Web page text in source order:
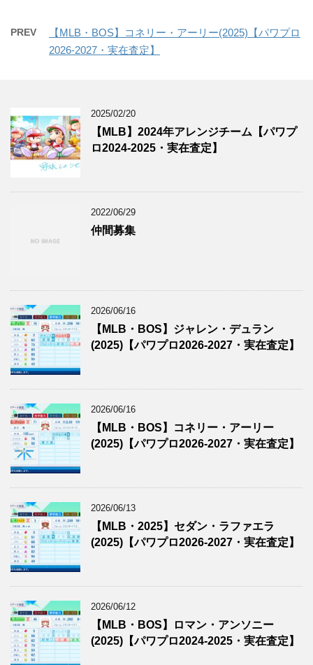
PREV
【MLB・BOS】コネリー・アーリー(2025)【パワプロ
2026-2027・実在査定】
2025/02/20
【MLB】2024年アレンジチーム【パワプ
ロ2024-2025・実在査定】
2022/06/29
仲間募集
2026/06/16
【MLB・BOS】ジャレン・デュラン
(2025)【パワプロ2026-2027・実在査定】
2026/06/16
【MLB・BOS】コネリー・アーリー
(2025)【パワプロ2026-2027・実在査定】
2026/06/13
【MLB・2025】セダン・ラファエラ
(2025)【パワプロ2026-2027・実在査定】
2026/06/12
【MLB・BOS】ロマン・アンソニー
(2025)【パワプロ2024-2025・実在査定】